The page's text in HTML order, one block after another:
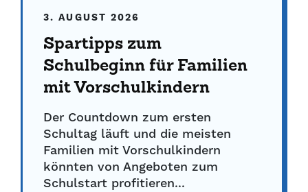
3. AUGUST 2026
Spartipps zum
Schulbeginn für Familien
mit Vorschulkindern
Der Countdown zum ersten
Schultag läuft und die meisten
Familien mit Vorschulkindern
könnten von Angeboten zum
Schulstart profitieren...